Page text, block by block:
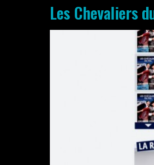
Les Chevaliers